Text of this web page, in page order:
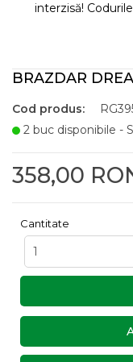
interzisă!
BRAZDAR
Cod produs:
2 buc disponibile -
358,00
Cantitate